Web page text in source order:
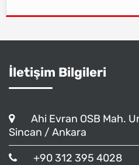
İletişim Bilgileri
Ahi Evran OSB Mah.
Sincan / Ankara
+90 312 395 4028